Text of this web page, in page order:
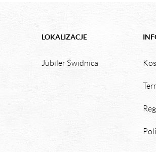
LOKALIZACJE
Jubiler Świdnica